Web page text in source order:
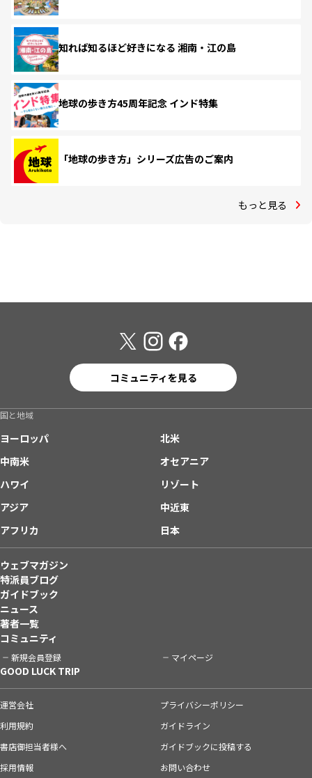
知れば知るほど好きになる 湘南・江の島
地球の歩き方45周年記念 インド特集
「地球の歩き方」シリーズ広告のご案内
もっと見る
コミュニティを見る
国と地域
ヨーロッパ
北米
中南米
オセアニア
ハワイ
リゾート
アジア
中近東
アフリカ
日本
ウェブマガジン
特派員ブログ
ガイドブック
ニュース
著者一覧
コミュニティ
新規会員登録 マイページ
GOOD LUCK TRIP
運営会社
プライバシーポリシー
利用規約
ガイドライン
書店御担当者様へ
ガイドブックに投稿する
採用情報
お問い合わせ